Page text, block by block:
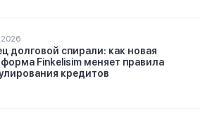
долговой спирали: как новая
Finkelisim меняет правила
кредитов